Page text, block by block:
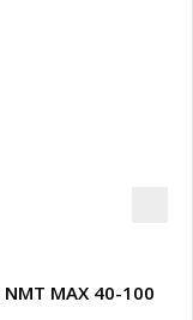
MAX 40-100